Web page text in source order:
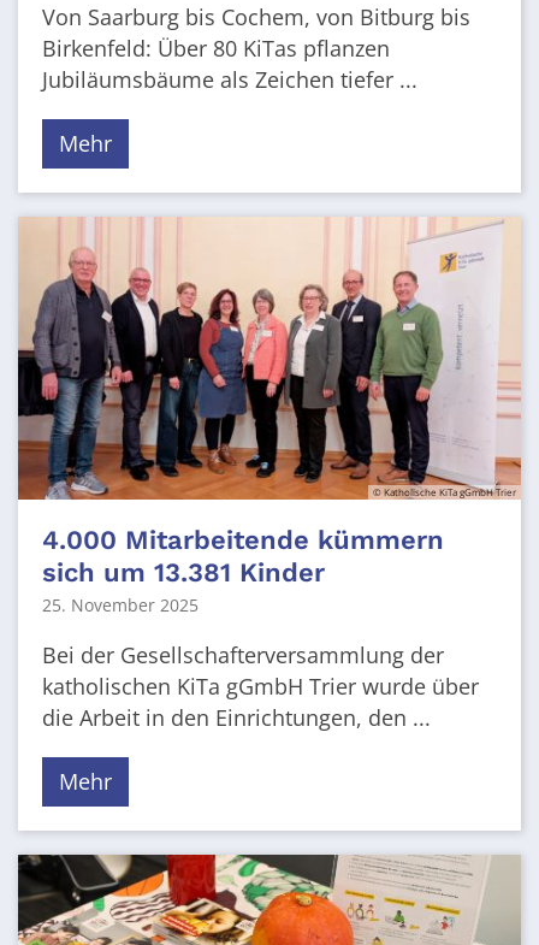
Von Saarburg bis Cochem, von Bitburg bis
Birkenfeld: Über 80 KiTas pflanzen
Jubiläumsbäume als Zeichen tiefer ...
Mehr
© Katholische KiTa gGmbH Trier
4.000 Mitarbeitende kümmern
sich um 13.381 Kinder
25. November 2025
Bei der Gesellschafterversammlung der
katholischen KiTa gGmbH Trier wurde über
die Arbeit in den Einrichtungen, den ...
Mehr